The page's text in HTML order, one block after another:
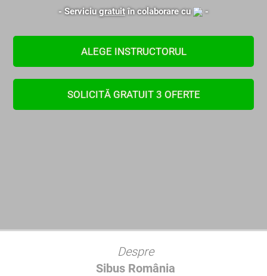
- Serviciugratuitîn colaborare cu -
ALEGE INSTRUCTORUL
SOLICITĂ GRATUIT 3 OFERTE
Despre
Sibus România